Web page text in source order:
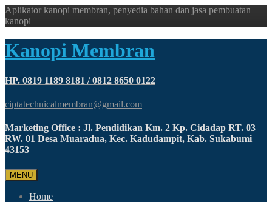
Aplikator kanopi membran, penyedia bahan dan jasa pembuatan
kanopi
Kanopi Membran
HP. 0819 1189 8181 / 0812 8650 0122
ciptatechnicalmembran@gmail.com
Marketing Office : Jl. Pendidikan Km. 2 Kp. Cidadap RT. 03
RW. 01 Desa Muaradua, Kec. Kadudampit, Kab. Sukabumi
43153
MENU
Home